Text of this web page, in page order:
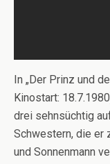
In „Der Prinz und
Kinostart:
drei sehnsüchtig
Schwestern, die er
und Sonnenmann